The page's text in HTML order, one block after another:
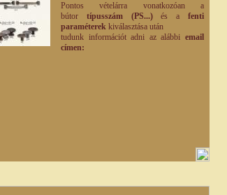
Pontos vételárra vonatkozóan a
bútor típusszám (PS...)és afenti
paraméterek kiválasztása után
tudunk információt adni az alábbi email
címen: